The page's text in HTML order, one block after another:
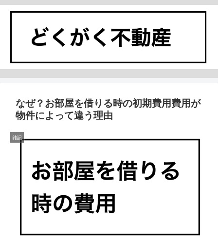
なぜ？お部屋を借りる時の初期費用費用が
物件によって違う理由
雑記